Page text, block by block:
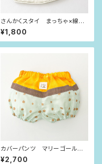
さんかくスタイ まっちゃ×線も
よう
¥1,800
カバーパンツ マリーゴールド×
ブロンズドット（80size）
¥2,700